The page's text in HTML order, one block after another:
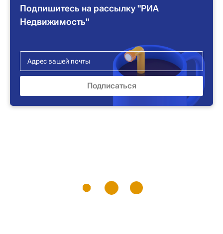
Подпишитесь на рассылку "РИА
Недвижимость"